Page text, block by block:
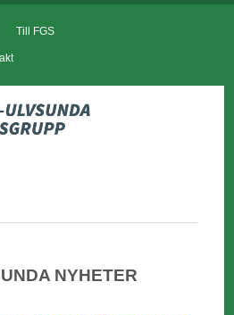
Till FGS
NYHETER